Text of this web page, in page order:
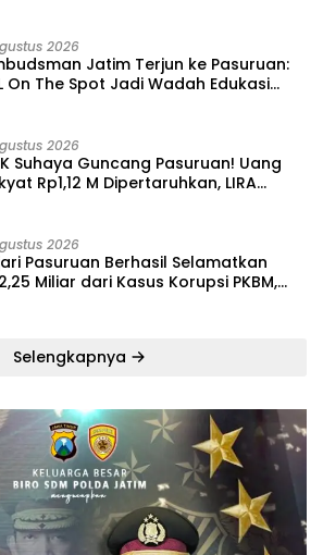
2026
Jatim Terjun ke Pasuruan:
On The Spot Jadi Wadah Edukasi
2026
Suhaya Guncang Pasuruan! Uang
Rp1,12 M Dipertaruhkan, LIRA
2026
Pasuruan Berhasil Selamatkan
Miliar dari Kasus Korupsi PKBM,
Selengkapnya